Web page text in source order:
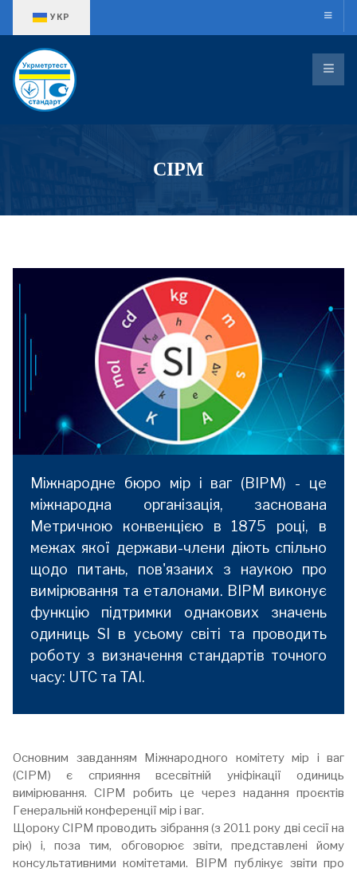
УКР
СІРМ
Міжнародне бюро мір і ваг (BIPM) - це
міжнародна організація, заснована
Метричною конвенцією в 1875 році, в
межах якої держави-члени діють спільно
щодо питань, пов'язаних з наукою про
вимірювання та еталонами. ВІРМ виконує
функцію підтримки однакових значень
одиниць SI в усьому світі та проводить
роботу з визначення стандартів точного
часу: UTC та TAI.
Основним завданням Міжнародного комітету мір і ваг
(CIPM) є сприяння всесвітній уніфікації одиниць
вимірювання. CIPM робить це через надання проєктів
Генеральній конференції мір і ваг.
Щороку CIPM проводить зібрання (з 2011 року дві сесії на
рік) і, поза тим, обговорює звіти, представлені йому
консультативними комітетами. BIPM публікує звіти про